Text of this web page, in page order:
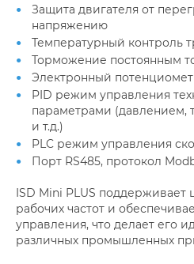
Защита двигателя от
напряжению
Температурный контроль
Торможение постоянным
Электронный
PID режим управления
параметрами (давлением,
и т.д.)
PLC режим управления
Порт RS485, протокол
ISD Mini PLUS поддерживает
рабочих частот и
управления, что делает его
различных промышленных